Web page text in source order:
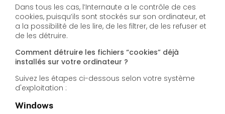
Dans tous les cas, l’Internaute a le contrôle de ces
cookies, puisqu’ils sont stockés sur son ordinateur, et
a la possibilité de les lire, de les filtrer, de les refuser et
de les détruire.
Comment détruire les fichiers “cookies” déjà
installés sur votre ordinateur ?
Suivez les étapes ci-dessous selon votre système
d'exploitation :
Windows